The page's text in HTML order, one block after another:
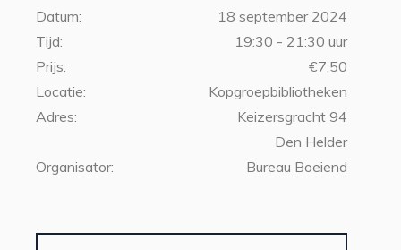
Datum:
18 september 2024
Tijd:
19:30 - 21:30 uur
Prijs:
€7,50
Locatie:
Kopgroepbibliotheken
Adres:
Keizersgracht 94
Den Helder
Organisator:
Bureau Boeiend